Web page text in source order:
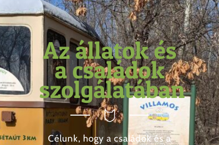
Az állatok és
a családok
szolgálatában
Célunk, hogy a családok és a